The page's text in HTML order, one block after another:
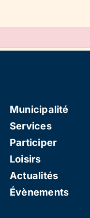
Municipalité
Services
Participer
Loisirs
Actualités
Évènements